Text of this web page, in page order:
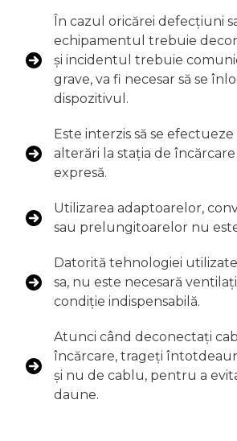
În cazul oricărei defecțiuni
echipamentul trebuie
și incidentul trebuie
grave, va fi necesar să se
dispozitivul.
Este interzis să se
alterări la stația de
expresă.
Utilizarea adaptoarelor,
sau prelungitoarelor nu
Datorită tehnologiei
sa, nu este necesară
condiție indispensabilă.
Atunci când deconectați
încărcare, trageți
și nu de cablu, pentru a
daune.